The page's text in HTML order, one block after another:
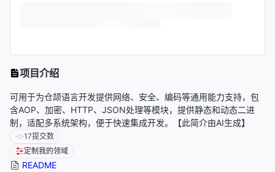
项目介绍
可用于为仓颉语言开发提供网络、安全、编码等通用能力支持，包
含AOP、加密、HTTP、JSON处理等模块，提供静态和动态二进
制，适配多系统架构，便于快速集成开发。【此简介由AI生成】
17提交数
定制我的领域
README